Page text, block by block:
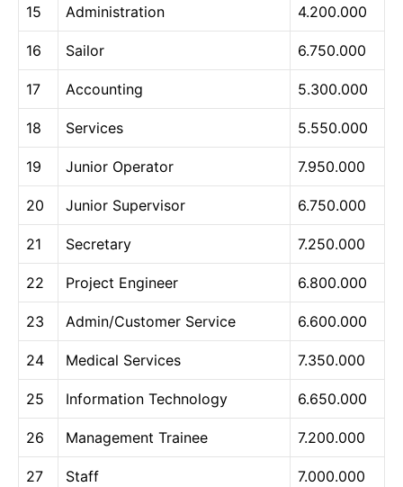
15 Administration 4.200.000
16 Sailor 6.750.000
17 Accounting 5.300.000
18 Services 5.550.000
19 Junior Operator 7.950.000
20 Junior Supervisor 6.750.000
21 Secretary 7.250.000
22 Project Engineer 6.800.000
23 Admin/Customer Service 6.600.000
24 Medical Services 7.350.000
25 Information Technology 6.650.000
26 Management Trainee 7.200.000
27 Staff 7.000.000